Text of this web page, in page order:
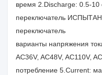
время 2.Discharge: 0.5-10
переключатель
переключатель
варианты напряжения
AC36V, AC48V, AC110V,
потребление 5.Current: